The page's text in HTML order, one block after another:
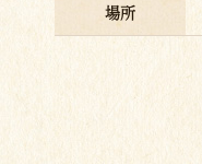
場所